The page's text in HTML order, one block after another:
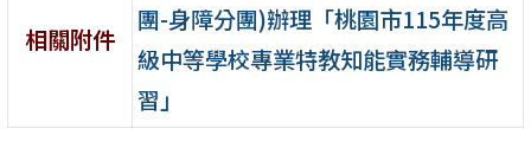
相關附件
團-身障分團)辦理「桃園市115年度高
級中等學校專業特教知能實務輔導研
習」